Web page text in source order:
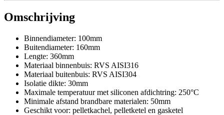
Omschrijving
Binnendiameter: 100mm
Buitendiameter: 160mm
Lengte: 360mm
Materiaal binnenbuis: RVS AISI316
Materiaal buitenbuis: RVS AISI304
Isolatie dikte: 30mm
Maximale temperatuur met siliconen afdichtring: 250°C
Minimale afstand brandbare materialen: 50mm
Geschikt voor: pelletkachel, pelletketel en gasketel